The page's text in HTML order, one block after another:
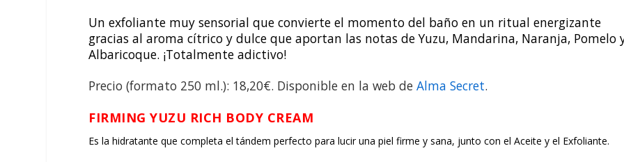
Un exfoliante muy sensorial que convierte el momento del baño en un ritual energizante
gracias al aroma cítrico y dulce que aportan las notas de Yuzu, Mandarina, Naranja, Pomelo
Albaricoque. ¡Totalmente adictivo!
Precio (formato 250 ml.): 18,20€. Disponible en la web deAlma Secret.
FIRMING YUZU RICH BODY CREAM
Es la hidratante que completa el tándem perfecto para lucir una piel firme y sana, junto con el Aceite y el Exfoliante.